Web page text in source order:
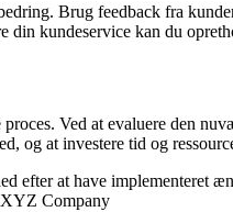
Brug feedback fra
kundeservice kan du
Ved at evaluere den
og at investere tid og
efter at have implementeret
XYZ Company